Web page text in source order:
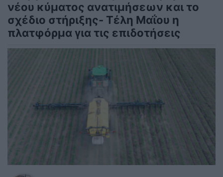
νέου κύματος ανατιμήσεων και το
σχέδιο στήριξης- Τέλη Μαΐου η
πλατφόρμα για τις επιδοτήσεις